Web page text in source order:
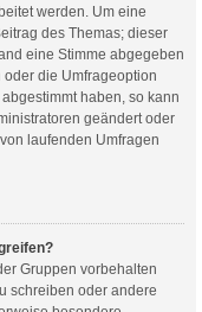
werden. Um eine
des Themas; dieser
eine Stimme abgegeben
die Umfrageoption
haben, so kann
geändert oder
laufenden Umfragen
Gruppen vorbehalten
schreiben oder andere